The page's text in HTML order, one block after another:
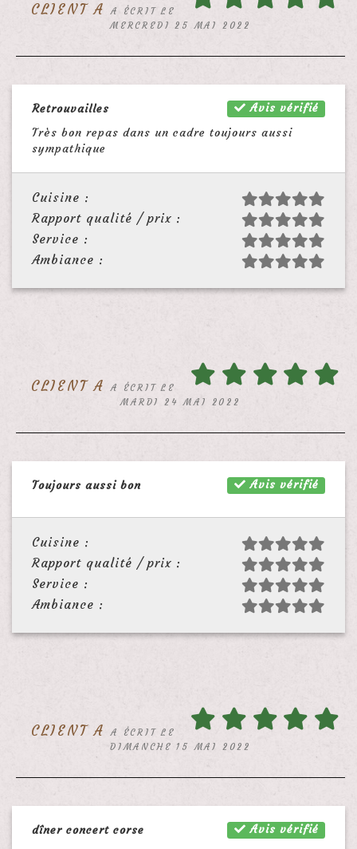
CLIENT A
A ÉCRIT LE
MERCREDI 25 MAI 2022
Avis vérifié
Retrouvailles
Très bon repas dans un cadre toujours aussi
sympathique
Cuisine :
Rapport qualité / prix :
Service :
Ambiance :
CLIENT A
A ÉCRIT LE
MARDI 24 MAI 2022
Avis vérifié
Toujours aussi bon
Cuisine :
Rapport qualité / prix :
Service :
Ambiance :
CLIENT A
A ÉCRIT LE
DIMANCHE 15 MAI 2022
Avis vérifié
dîner concert corse